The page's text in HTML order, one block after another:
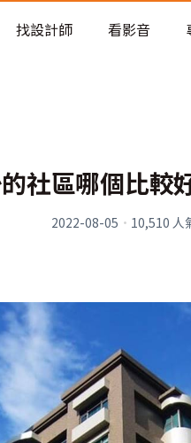
老屋預算分配與高 CP 值煥
找設計師 看影音
社區哪個比較
2022-08-05 · 10,510 人